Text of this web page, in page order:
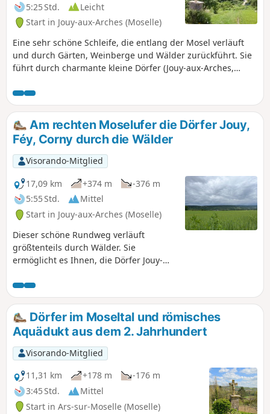
5:25 Std.
Leicht
Start in Jouy-aux-Arches (Moselle)
Eine sehr schöne Schleife, die entlang der Mosel verläuft
und durch Gärten, Weinberge und Wälder zurückführt. Sie
führt durch charmante kleine Dörfer (Jouy-aux-Arches,
sur-Moselle ) mit schönen Ausblicken auf die Mosel.
Am rechten Moselufer die Dörfer Jouy,
Féy, Corny durch die Wälder
Visorando-Mitglied
17,09 km
+374 m
-376 m
5:55 Std.
Mittel
Start in Jouy-aux-Arches (Moselle)
Dieser schöne Rundweg verläuft
größtenteils durch Wälder. Sie
ermöglicht es Ihnen, die Dörfer Jouy-
Moselle zu entdecken, indem Sie die
wichtigsten Wälder dieser Dörfer
durchqueren und dabei sehr schöne
Panoramen über die Moselfurche
genießen können.Gutes (wasserfestes)
Schuhwerk wird empfohlen.
Dörfer im Moseltal und römisches
Aquädukt aus dem 2. Jahrhundert
Visorando-Mitglied
11,31 km
+178 m
-176 m
3:45 Std.
Mittel
Start in Ars-sur-Moselle (Moselle)